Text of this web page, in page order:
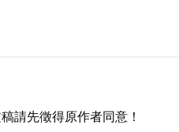
請先徵得原作者同意！